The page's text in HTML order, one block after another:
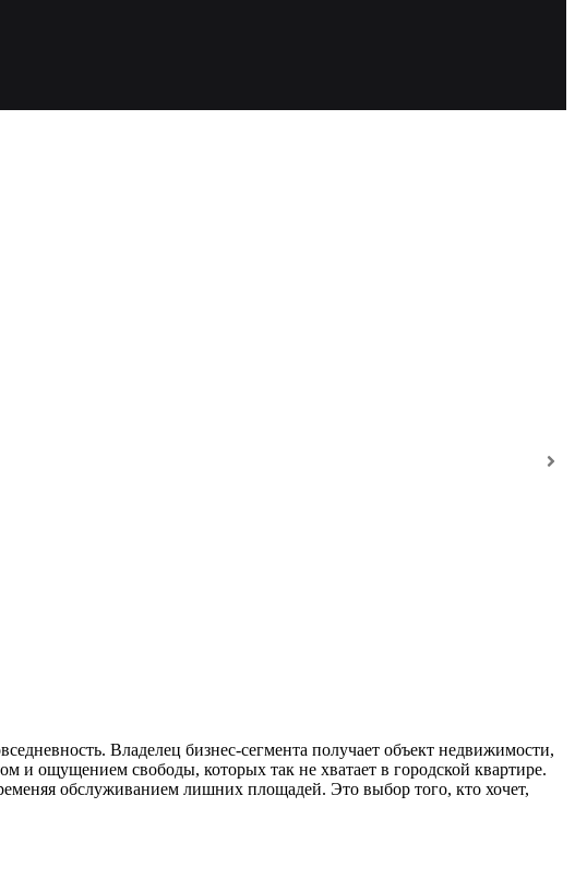
Владелец бизнес-сегмента получает объект недвижимости,
и ощущением свободы, которых так не хватает в городской квартире.
обслуживанием лишних площадей. Это выбор того, кто хочет,